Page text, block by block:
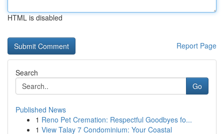
HTML is disabled
Report Page
Search
Go
Published News
1 Reno Pet Cremation: Respectful Goodbyes fo...
1 View Talay 7 Condominium: Your Coastal